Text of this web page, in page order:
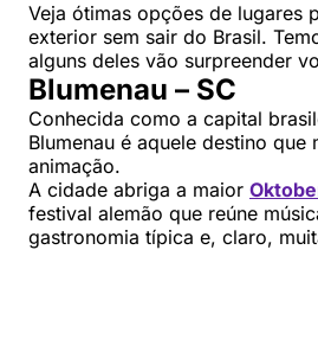
Veja ótimas opções de lugares
exterior sem sair do Brasil.
alguns deles vão surpreender
Blumenau – SC
Conhecida como a capital
Blumenau é aquele destino que
animação.
A cidade abriga a maior
festival alemão que reúne
gastronomia típica e, claro,